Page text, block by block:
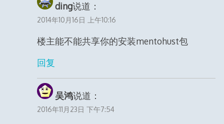
ding说道：
2014年10月16日 上午10:16
楼主能不能共享你的安装mentohust包
回复
吴鸿说道：
2016年11月23日 下午7:54